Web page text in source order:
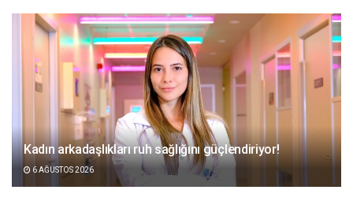
Kadın arkadaşlıkları ruh sağlığını güçlendiriyor!
6 AĞUSTOS 2026